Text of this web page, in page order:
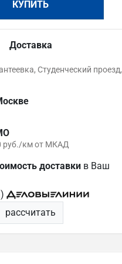
КУПИТЬ
Доставка
Студенческий проезд,
руб./км от МКАД
доставкив Ваш
рассчитать